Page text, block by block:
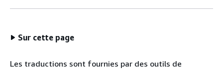
Sur cette page
Les traductions sont fournies par des outils de